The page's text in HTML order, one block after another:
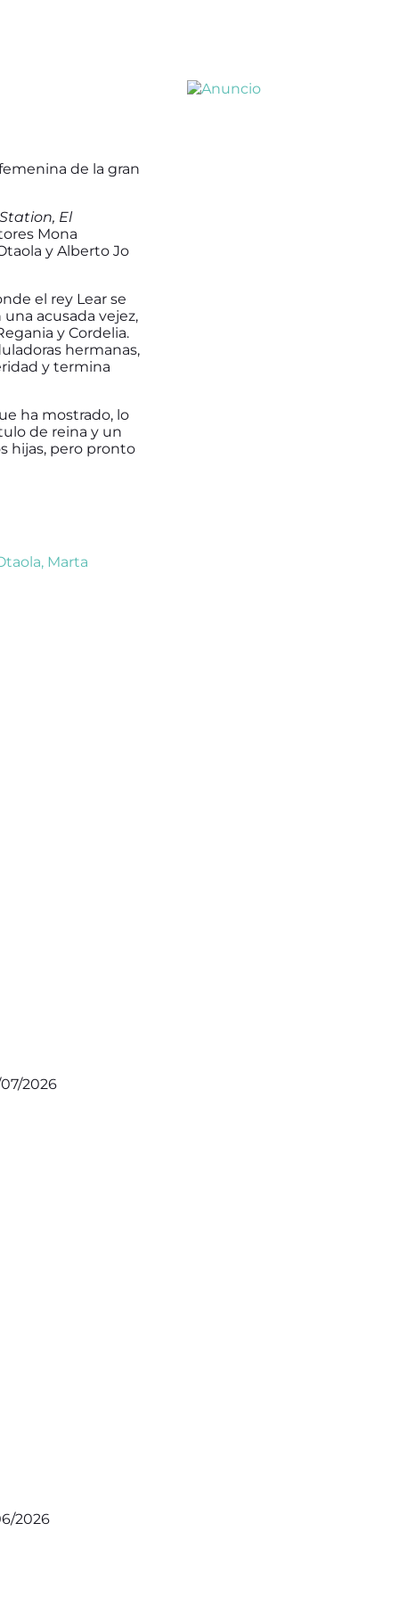
de la gran
El
Mona
y Alberto Jo
el rey Lear se
acusada vejez,
y Cordelia.
hermanas,
y termina
ha mostrado, lo
de reina y un
hijas, pero pronto
, Marta
2026
2026